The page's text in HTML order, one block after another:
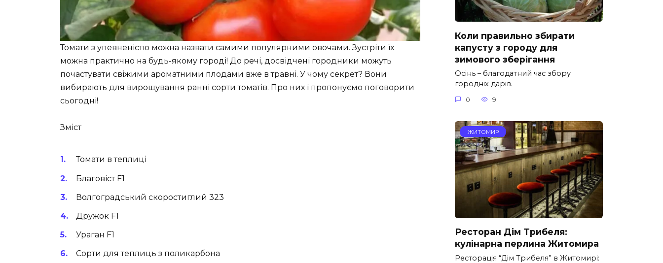
Томати з упевненістю можна назвати самими популярними овочами. Зустріти їх
можна практично на будь-якому городі! До речі, досвідчені городники можуть
почастувати свіжими ароматними плодами вже в травні. У чому секрет? Вони
вибирають для вирощування ранні сорти томатів. Про них і пропонуємо поговорити
сьогодні!
Зміст
Томати в теплиці
Благовіст F1
Волгоградський скоростиглий 323
Дружок F1
Ураган F1
Сорти для теплиць з поликарбона
Коли правильно збирати
капусту з городу для
зимового зберігання
Осінь – благодатний час збору
городніх дарів.
0 9
ЖИТОМИР
Ресторан Дім Трибеля:
кулінарна перлина Житомира
Ресторація “Дім Трибеля” в Житомирі: